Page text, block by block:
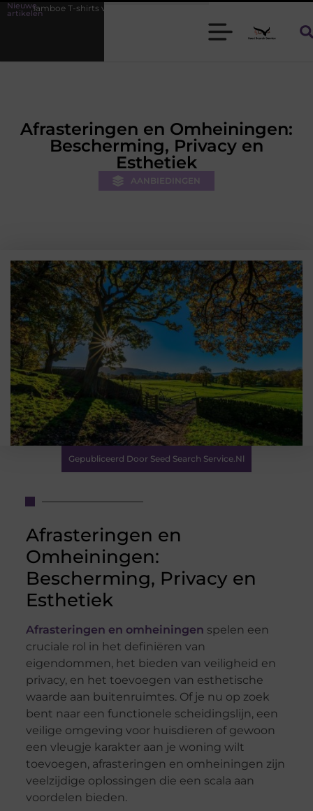
Nieuwe
artikelen
voor heren die koel blijven
Afrasteringen en Omheiningen:
Bescherming, Privacy en
Esthetiek
AANBIEDINGEN
Gepubliceerd Door Seed Search Service.nl
Afrasteringen en
Omheiningen:
Bescherming, Privacy en
Esthetiek
Afrasteringen en omheiningen spelen een
cruciale rol in het definiëren van
eigendommen, het bieden van veiligheid en
privacy, en het toevoegen van esthetische
waarde aan buitenruimtes. Of je nu op zoek
bent naar een functionele scheidingslijn, een
veilige omgeving voor huisdieren of gewoon
een vleugje karakter aan je woning wilt
toevoegen, afrasteringen en omheiningen zijn
veelzijdige oplossingen die een scala aan
voordelen bieden.